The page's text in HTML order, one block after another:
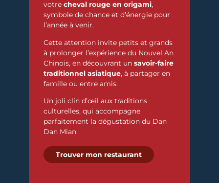
votre cheval rouge en origami,
symbole de chance et d’énergie pour
l’année à venir.
Cette attention invite petits et grands
à prolonger l’expérience du Nouvel An
Chinois, en découvrant un savoir-faire
traditionnel asiatique, à partager en
famille ou entre amis.
Un joli clin d’œil aux traditions
culturelles, qui accompagne
parfaitement la dégustation du Dan
Dan Mian.
Trouver mon restaurant